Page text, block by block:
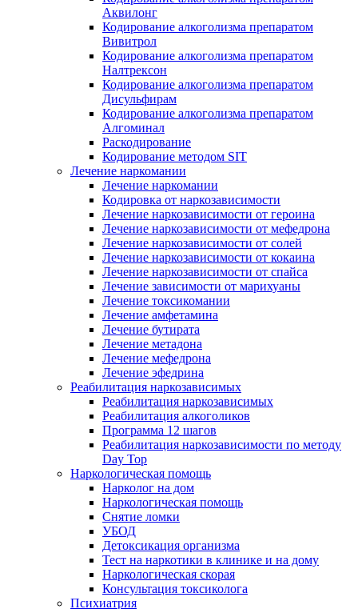
Аквилонг
Кодирование алкоголизма препаратом
Вивитрол
Кодирование алкоголизма препаратом
Налтрексон
Кодирование алкоголизма препаратом
Дисульфирам
Кодирование алкоголизма препаратом
Алгоминал
Раскодирование
Кодирование методом SIT
Лечение наркомании
Лечение наркомании
Кодировка от наркозависимости
Лечение наркозависимости от героина
Лечение наркозависимости от мефедрона
Лечение наркозависимости от солей
Лечение наркозависимости от кокаина
Лечение наркозависимости от спайса
Лечение зависимости от марихуаны
Лечение токсикомании
Лечение амфетамина
Лечение бутирата
Лечение метадона
Лечение мефедрона
Лечение эфедрина
Реабилитация наркозависимых
Реабилитация наркозависимых
Реабилитация алкоголиков
Программа 12 шагов
Реабилитация наркозависимости по методу
Day Top
Наркологическая помощь
Нарколог на дом
Наркологическая помощь
Снятие ломки
УБОД
Детоксикация организма
Тест на наркотики в клинике и на дому
Наркологическая скорая
Консультация токсиколога
Психиатрия